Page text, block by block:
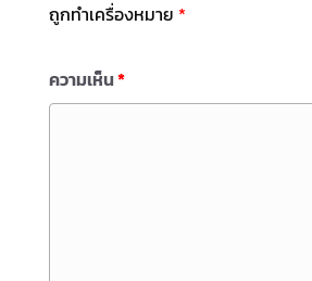
ถูกทำเครื่องหมาย *
ความเห็น*